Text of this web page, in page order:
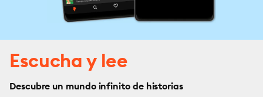
Escucha y lee
Descubre un mundo infinito de historias